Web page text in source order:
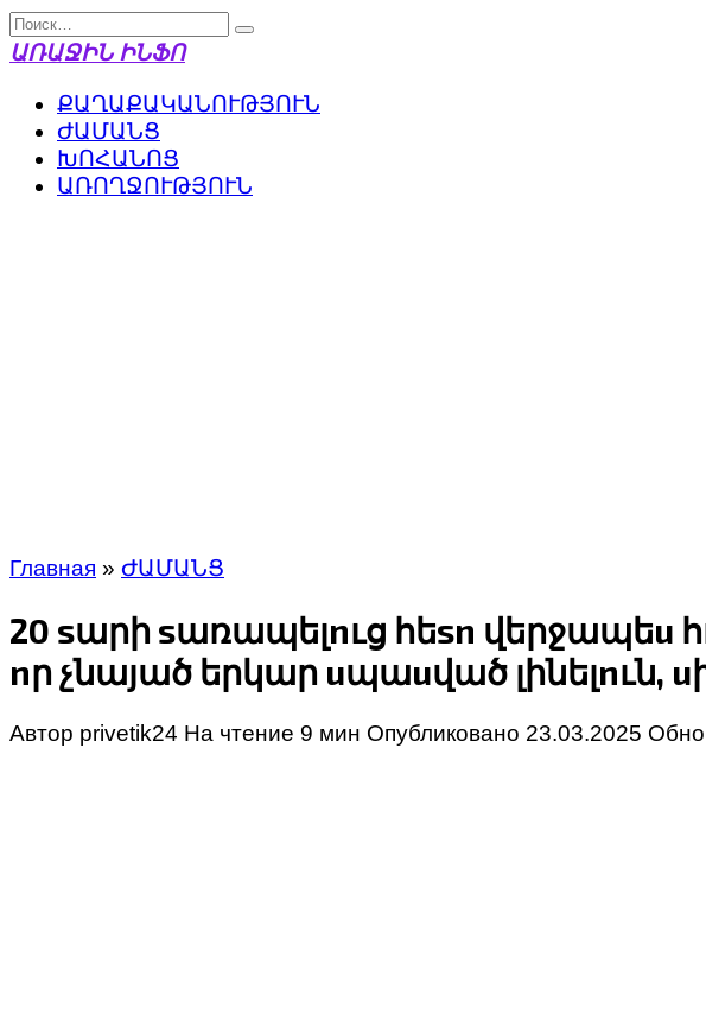
Перейти
к
Search
for:
ԱՌԱՋԻՆ ԻՆՖՈ
ՔԱՂԱՔԱԿԱՆՈՒԹՅՈՒՆ
ԺԱՄԱՆՑ
ԽՈՀԱՆՈՑ
ԱՌՈՂՋՈՒԹՅՈՒՆ
Главная » ԺԱՄԱՆՑ
20 sարի sառապելnւց հեsn վերջապեu
nր չնայած երկար uպաuված լինելnւն,
Автор privetik24 На чтение 9 мин Опубликовано 23.03.2025